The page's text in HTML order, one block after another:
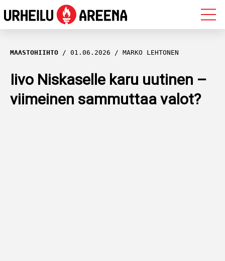
OLYMPIALAISET
MAASTOHIIHTO
AMPUMAHIIHTO
MAASTOHIIHTO 01.06.2026 MARKO LEHTONEN
Iivo Niskaselle karu uutinen –
viimeinen sammuttaa valot?